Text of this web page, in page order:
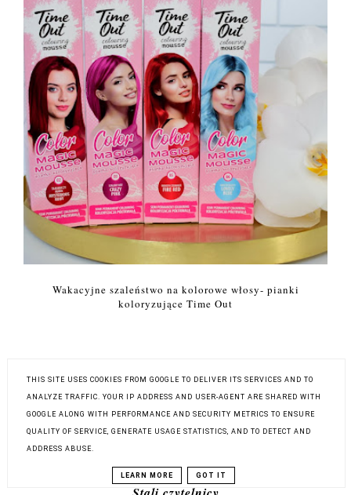
Wakacyjne szaleństwo na kolorowe włosy- pianki
koloryzujące Time Out
Archiwum bloga
THIS SITE USES COOKIES FROM GOOGLE TO DELIVER ITS SERVICES AND TO
ANALYZE TRAFFIC. YOUR IP ADDRESS AND USER-AGENT ARE SHARED WITH
GOOGLE ALONG WITH PERFORMANCE AND SECURITY METRICS TO ENSURE
QUALITY OF SERVICE, GENERATE USAGE STATISTICS, AND TO DETECT AND
ADDRESS ABUSE.
LEARN MORE GOT IT